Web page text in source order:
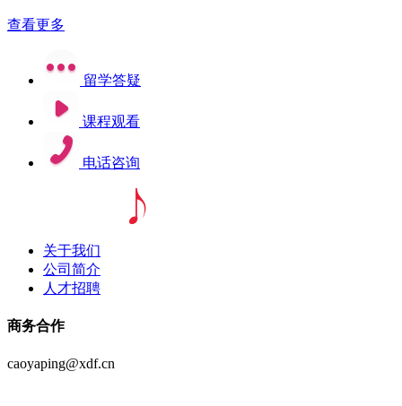
查看更多
留学答疑
课程观看
电话咨询
关于我们
公司简介
人才招聘
商务合作
caoyaping@xdf.cn